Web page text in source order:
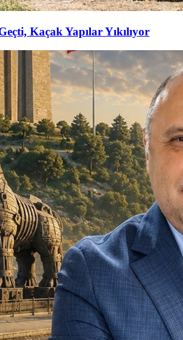
Kaçak Yapılar Yıkılıyor